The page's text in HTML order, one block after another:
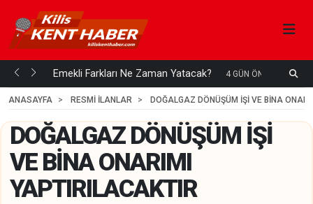
mi... Emekli Farkları Ne Zaman Yatacak? 4 GÜN ÖNCE
ANASAYFA
RESMİ İLANLAR DOĞALGAZ DÖNÜŞÜM İŞİ VE BİNA
DOĞALGAZ DÖNÜŞÜM İŞİ
VE BİNA ONARIMI
YAPTIRILACAKTIR